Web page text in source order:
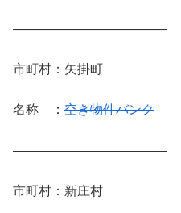
————————————
市町村：矢掛町
名称 ： 空き物件バンク
————————————
市町村：新庄村